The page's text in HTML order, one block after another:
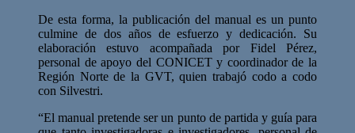
De esta forma, la publicación del manual es un punto
culmine de dos años de esfuerzo y dedicación. Su
elaboración estuvo acompañada por Fidel Pérez,
personal de apoyo del CONICET y coordinador de la
Región Norte de la GVT, quien trabajó codo a codo
con Silvestri.
“El manual pretende ser un punto de partida y guía para